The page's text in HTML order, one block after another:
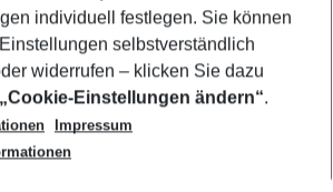
ändern
individuell festlegen. Sie können
selbstverständlich
widerrufen – klicken Sie dazu
„Cookie-Einstellungen ändern“.
Impressum